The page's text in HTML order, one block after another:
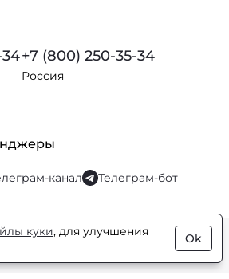
+7 (800) 250-35-34
Россия
канал Телеграм-бот
Интернет-магазин парфюмерии и
куки, для улучшения
Ok